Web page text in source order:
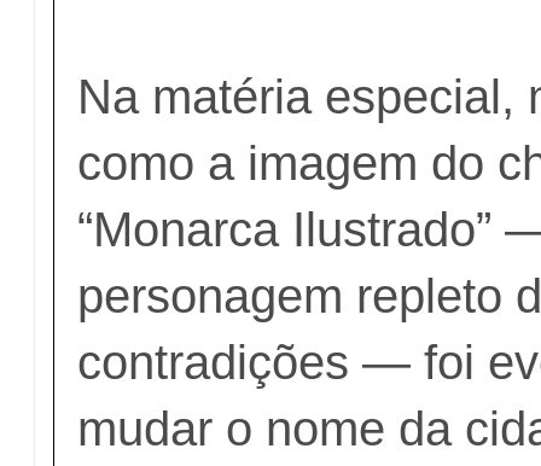
Na matéria especial,
como a imagem do
“Monarca Ilustrado”
personagem repleto
contradições — foi
mudar o nome da